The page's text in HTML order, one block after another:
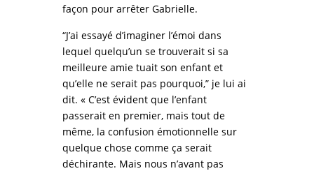
façon pour arrêter Gabrielle.
“J’ai essayé d’imaginer l’émoi dans
lequel quelqu’un se trouverait si sa
meilleure amie tuait son enfant et
qu’elle ne serait pas pourquoi,” je lui ai
dit. « C’est évident que l’enfant
passerait en premier, mais tout de
même, la confusion émotionnelle sur
quelque chose comme ça serait
déchirante. Mais nous n’avant pas